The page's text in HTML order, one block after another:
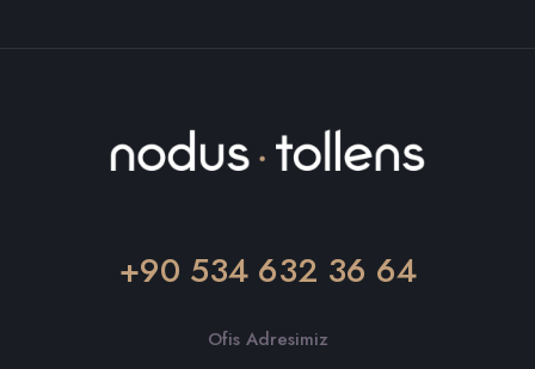
+90 534 632 36 64
Ofis Adresimiz